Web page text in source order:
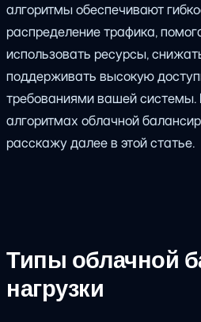
алгоритмы обеспечивают
распределение трафика,
использовать ресурсы,
поддерживать высокую
требованиями вашей системы.
алгоритмах облачной
расскажу далее в этой статье.
Типы облачной
нагрузки